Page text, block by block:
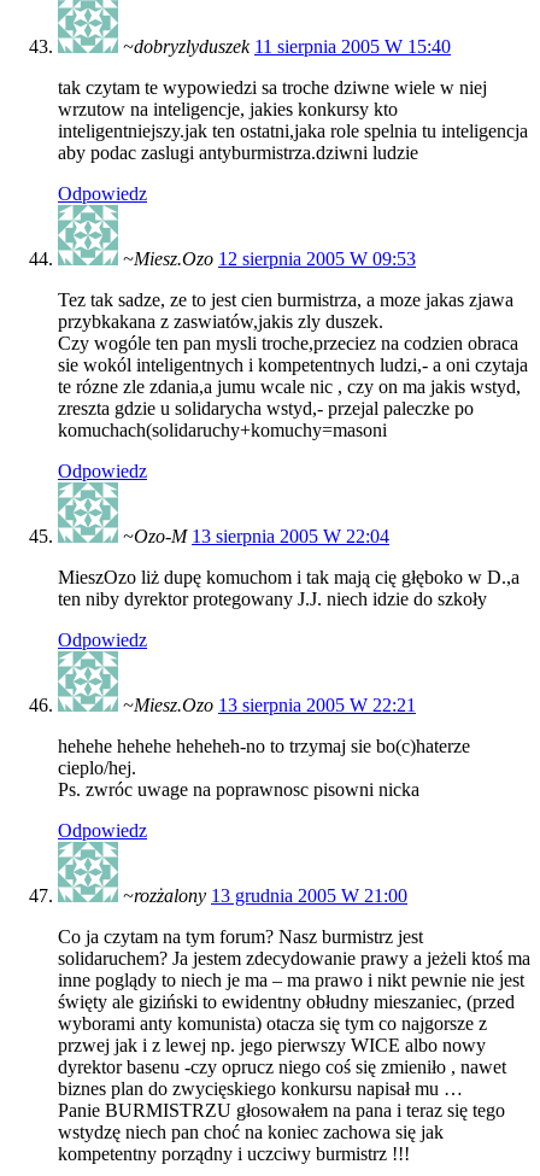
~dobryzlyduszek 11 sierpnia 2005 W 15:40
tak czytam te wypowiedzi sa troche dziwne wiele w niej
wrzutow na inteligencje, jakies konkursy kto
inteligentniejszy.jak ten ostatni,jaka role spelnia tu inteligencja
aby podac zaslugi antyburmistrza.dziwni ludzie
Odpowiedz
~Miesz.Ozo 12 sierpnia 2005 W 09:53
Tez tak sadze, ze to jest cien burmistrza, a moze jakas zjawa
przybkakana z zaswiatów,jakis zly duszek.
Czy wogóle ten pan mysli troche,przeciez na codzien obraca
sie wokól inteligentnych i kompetentnych ludzi,- a oni czytaja
te rózne zle zdania,a jumu wcale nic , czy on ma jakis wstyd,
zreszta gdzie u solidarycha wstyd,- przejal paleczke po
komuchach(solidaruchy+komuchy=masoni
Odpowiedz
~Ozo-M 13 sierpnia 2005 W 22:04
MieszOzo liż dupę komuchom i tak mają cię głęboko w D.,a
ten niby dyrektor protegowany J.J. niech idzie do szkoły
Odpowiedz
~Miesz.Ozo 13 sierpnia 2005 W 22:21
hehehe hehehe heheheh-no to trzymaj sie bo(c)haterze
cieplo/hej.
Ps. zwróc uwage na poprawnosc pisowni nicka
Odpowiedz
~rozżalony 13 grudnia 2005 W 21:00
Co ja czytam na tym forum? Nasz burmistrz jest
solidaruchem? Ja jestem zdecydowanie prawy a jeżeli ktoś ma
inne poglądy to niech je ma – ma prawo i nikt pewnie nie jest
święty ale giziński to ewidentny obłudny mieszaniec, (przed
wyborami anty komunista) otacza się tym co najgorsze z
przwej jak i z lewej np. jego pierwszy WICE albo nowy
dyrektor basenu -czy oprucz niego coś się zmieniło , nawet
biznes plan do zwycięskiego konkursu napisał mu …
Panie BURMISTRZU głosowałem na pana i teraz się tego
wstydzę niech pan choć na koniec zachowa się jak
kompetentny porządny i uczciwy burmistrz !!!